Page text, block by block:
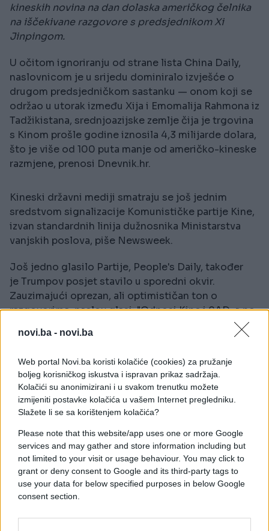
novi.ba - novi.ba
Web portal Novi.ba koristi kolačiće (cookies) za pružanje
boljeg korisničkog iskustva i ispravan prikaz sadržaja.
Kolačići su anonimizirani i u svakom trenutku možete
izmijeniti postavke kolačića u vašem Internet pregledniku.
Slažete li se sa korištenjem kolačića?
Please note that this website/app uses one or more Google
services and may gather and store information including but
not limited to your visit or usage behaviour. You may click to
grant or deny consent to Google and its third-party tags to
use your data for below specified purposes in below Google
consent section.
kineskih novina na dan dolaska američkog čelnika
na iščekivane razgovore s predsjednikom Xi
Jinpingom.
U očitom ignoriranju od strane lista China Daily,
naslovnicom je u srijedu dominiralo izvješće o
drugom predsjedničkom sastanku — onom koji se
održao u utorak između Xija i Emomalija Rahmona iz
Tadžikistana, srednjoazijske zemlje čija je trgovina
s Kinom prošle godine iznosila 4,3 milijarde dolara,
što je više od 100 puta manje od američko-kineske
razmjene, prenosi Dnevnik.hr.
Kineski državni mediji smatraju se još jednim
sredstvom signalizacije Komunističke partije Kine,
izvan standardnih linija dužnosnika Ministarstva
vanjskih poslova, piše Newsweek.
Još jedno glasilo Partije, People's Daily, također
je Trumpov posjet stavilo u sporedni okvir.
Zauzimajući oprezan, ali optimističan ton o
razgovorima, naslov glasi: "Odnosi Kine i SAD-a ne
mogu se vratiti u prošlost, ali mogu imati bolju
budućnost."
"Formulacija mi zvuči oprezno. Ostavlja prostor za
poboljšanje bez prevelikih obećanja. To možete
shvatiti kao: 'Budućnost je dostupna, ako se obje
strane slože'", napisao je Soyonbo Borjigin, bivši
kineski novinar, u blogu. "Zapravo bih to preveo kao:
'Peking poručuje da se stari odnos ne može
obnoviti, ali je stabilniji odnos i dalje moguć.'"